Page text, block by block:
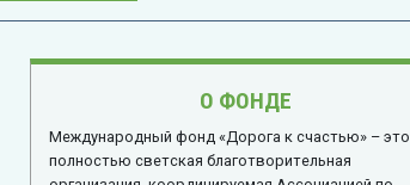
О ФОНДЕ
Международный фонд «Дорога к счастью» – это
полностью светская благотворительная